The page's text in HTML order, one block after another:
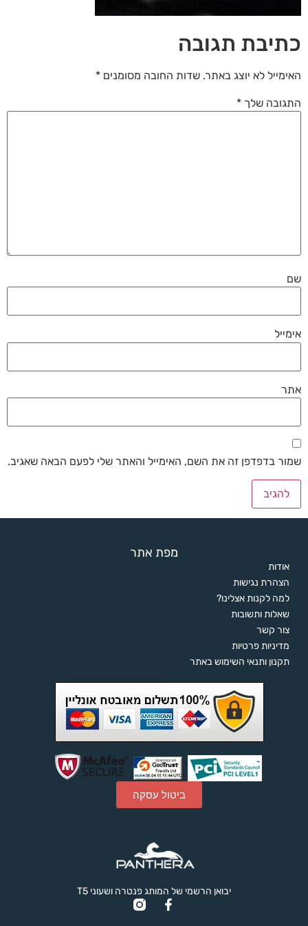
כתיבת תגובה
האימייל לא יוצג באתר. שדות החובה מסומנים *
התגובה שלך *
שם
אימייל
אתר
שמור בדפדפן זה את השם, האימייל והאתר שלי לפעם הבאה שאגיב.
יבואן הרשמי של המותג פנטרה ושעוני T5
מפת אתר
אודות
הצהרת נגישות
למה לקנות אצלינו?
שאלות ותשובות
צור קשר
מדיניות פרטיות
תקנון ותנאי השימוש באתר
ביטול עסקה